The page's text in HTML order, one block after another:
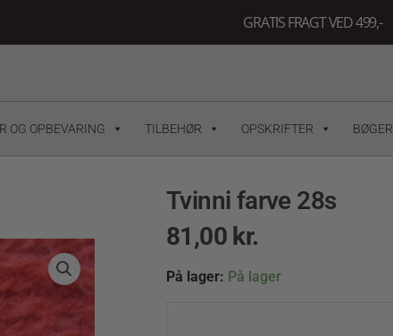
GRATIS FRAGT VED 499,-
OG OPBEVARING TILBEHØR OPSKRIFTER BØGER
Tvinni farve 28s
81,00 kr.
På lager: På lager
Tvinni